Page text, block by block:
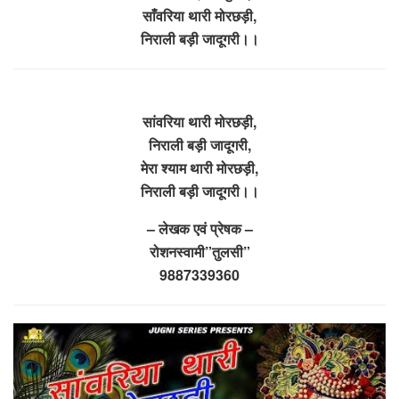
साँवरिया थारी मोरछड़ी,
निराली बड़ी जादूगरी।।
सांवरिया थारी मोरछड़ी,
निराली बड़ी जादूगरी,
मेरा श्याम थारी मोरछड़ी,
निराली बड़ी जादूगरी।।
– लेखक एवं प्रेषक –
रोशनस्वामी”तुलसी”
9887339360